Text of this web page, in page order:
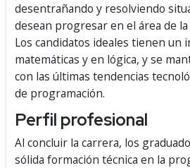
desentrañando y resolviendo
desean progresar en el área de
Los candidatos ideales tienen un
matemáticas y en lógica, y se
con las últimas tendencias
de programación.
Perfil profesional
Al concluir la carrera, los
sólida formación técnica en la